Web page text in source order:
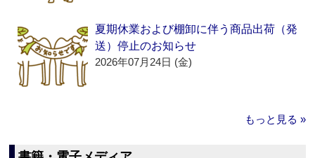
夏期休業および棚卸に伴う商品出荷（発
送）停止のお知らせ
2026年07月24日 (金)
もっと見る »